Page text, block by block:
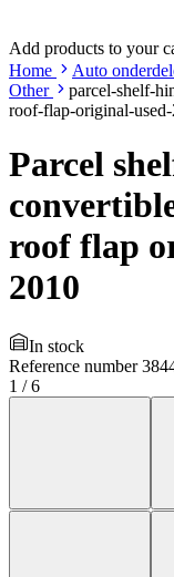
Add products to your
Home Auto
Other
parcel-shelf-
roof-flap-original-
Parcel
roof flap
2010
In stock
Reference number
1 /6